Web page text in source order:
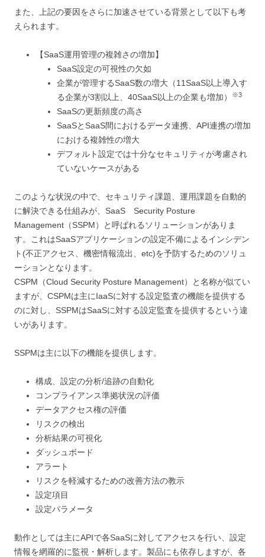
また、上記の要因をさらに加速させている背景として以下も考
えられます。
【SaaS運用管理の複雑さの増加】
SaaS設定の可視性の欠如
企業が管理するSaaS数の増大（11SaaS以上導入す
る企業が3割以上、40SaaS以上の企業も増加）
※3
SaaSの更新頻度の高さ
SaaSとSaaS間におけるデータ連携、API連携の増加
における複雑性の増大
デフォルト設定では十分なセキュリティが考慮され
ていないケースがある
このような状況の中で、セキュリティ課題、運用課題を自動的
に解決できる仕組みが、SaaS Security Posture
Management（SSPM）と呼ばれるソリューションがありま
す。これはSaaSアプリケーションの設定不備によるインシデン
ト(不正アクセス、機密情報流出、etc)を予防するためのソリュ
ーションとなります。
CSPM（Cloud Security Posture Management）と名称が似てい
ますが、CSPMは主にIaaSに対する設定監査の機能を提供する
のに対し、SSPMはSaaSに対する設定監査を提供するという違
いがあります。
SSPMは主に以下の機能を提供します。
構成、設定の分析/追跡の自動化
コンプライアンス準拠状況の評価
データアクセス権の評価
リスクの検出
分析結果の可視化
ダッシュボード
アラート
リスクを軽減するための改善方法の教示
設定項目
設定パラメータ
動作としては主にAPIで各SaaSに対してアクセスを行い、設定
情報を網羅的に監視・解析します。製品にも依存しますが、各